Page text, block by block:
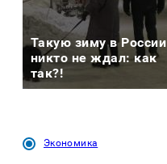
Такую зиму в России
никто не ждал: как
так?!
Экономика